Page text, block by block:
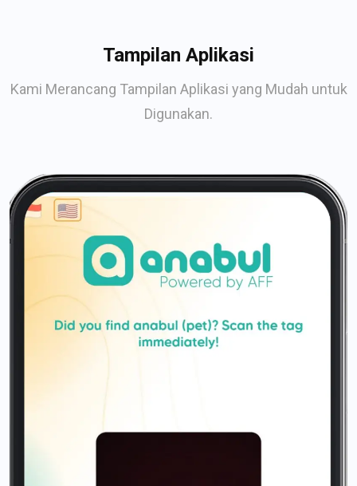
Tampilan Aplikasi
Kami Merancang Tampilan Aplikasi yang Mudah untuk
Digunakan.